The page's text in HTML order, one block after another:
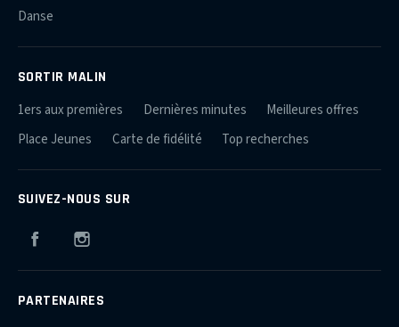
Danse
SORTIR MALIN
1ers aux premières Dernières minutes
Meilleures offres
Place Jeunes
Carte de fidélité Top recherches
SUIVEZ-NOUS SUR
Facebook
PARTENAIRES